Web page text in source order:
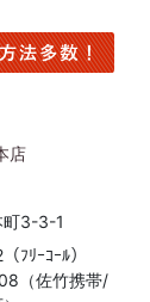
店
町3-3-1
ﾌﾘｰｺｰﾙ）
（佐竹携帯/